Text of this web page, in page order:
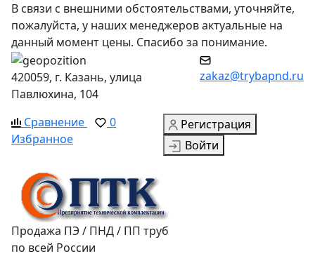
В связи с внешними обстоятельствами, уточняйте,
пожалуйста, у наших менеджеров актуальные на
данный момент цены. Спасибо за понимание.
420059, г. Казань, улица
Павлюхина, 104
zakaz@trybapnd.ru
Сравнение
0
Избранное
Регистрация
Войти
Продажа ПЭ / ПНД / ПП труб
по всей России